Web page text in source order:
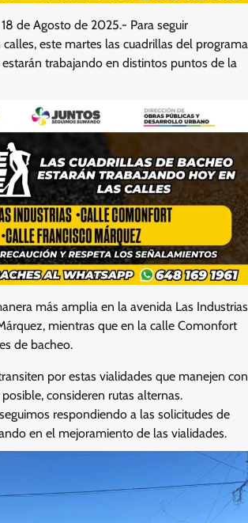
de Agosto de 2025.- Para seguir
este martes las cuadrillas del programa
estarán trabajando en distintos puntos de la
más amplia en la avenida Las Industrias
mientras que en la calle Comonfort
de bacheo.
por estas vialidades que manejen con
consideren rutas alternas.
respondiendo a las solicitudes de
en el mejoramiento de las vialidades.